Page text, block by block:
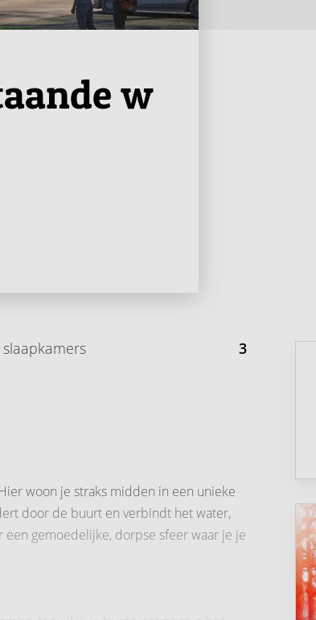
w
3
woon je straks midden in een unieke
door de buurt en verbindt het water,
gemoedelijke, dorpse sfeer waar je je